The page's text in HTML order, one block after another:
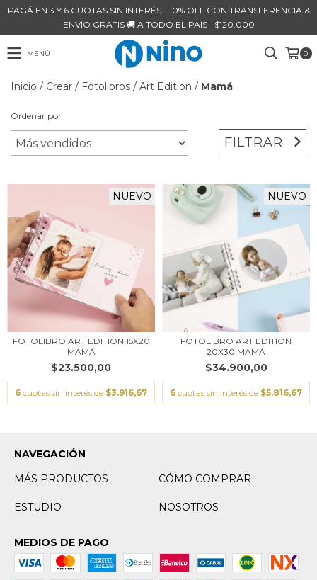
PAGÁ EN 3 Y 6 CUOTAS SIN INTERÉS - 10% OFF CON TRANSFERENCIA &
ENVÍO GRATIS 🚚 A TODO EL PAÍS +$120.000
MENÚ 0
Inicio / Crear / Fotolibros / Art Edition / Mamá
Ordenar por
FILTRAR
NUEVO
FOTOLIBRO ART EDITION 15X20
MAMÁ
$23.500,00
6 cuotas sin interés de $3.916,67
NUEVO
FOTOLIBRO ART EDITION
20X30 MAMÁ
$34.900,00
6 cuotas sin interés de $5.816,67
NAVEGACIÓN
MÁS PRODUCTOS
CÓMO COMPRAR
ESTUDIO NOSOTROS
MEDIOS DE PAGO